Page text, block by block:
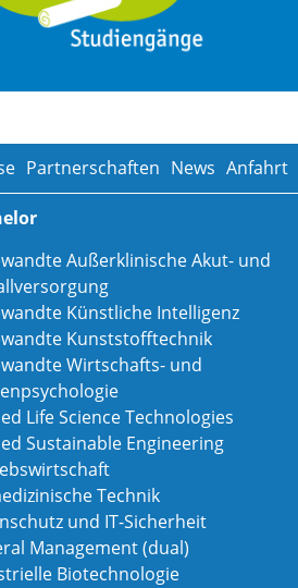
Partnerschaften News Anfahrt
Außerklinische Akut- und
Künstliche Intelligenz
Kunststofftechnik
Wirtschafts- und
Life Science Technologies
Sustainable Engineering
Technik
und IT-Sicherheit
Management (dual)
Biotechnologie